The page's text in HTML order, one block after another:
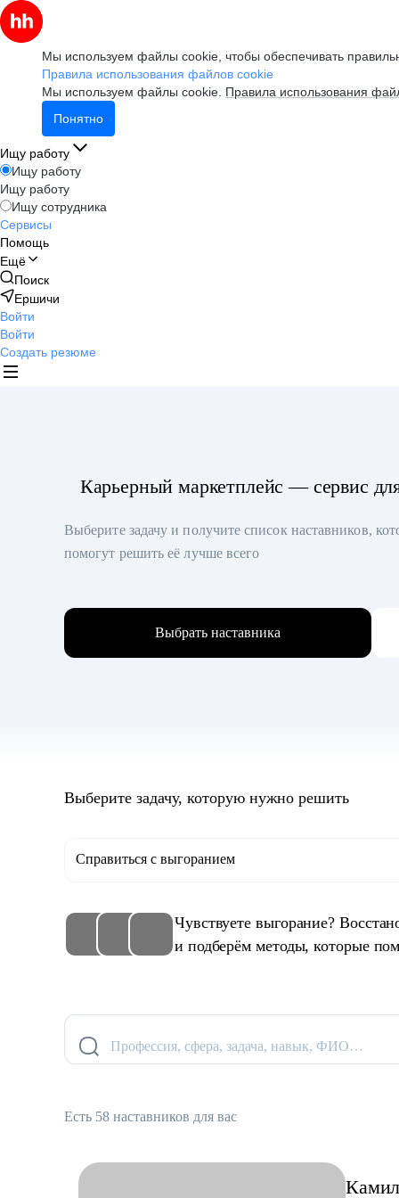
Мы используем файлы cookie, чтобы обеспечивать
Правила использования файлов cookie
Мы используем файлы cookie. Правила использования
Понятно
Ищу работу
Ищу работу
Ищу работу
Ищу сотрудника
Сервисы
Помощь
Ещё
Поиск
Ершичи
Войти
Войти
Создать резюме
Карьерный маркетплейс — сервис
Выберите задачу и получите список наставников,
помогут решить её лучше всего
Выбрать наставника
Выберите задачу, которую нужно решить
Справиться с выгоранием
Чувствуете выгорание?
и подберём методы, которые
Профессия, сфера, задача, навык, ФИО…
Есть 58 наставников для вас